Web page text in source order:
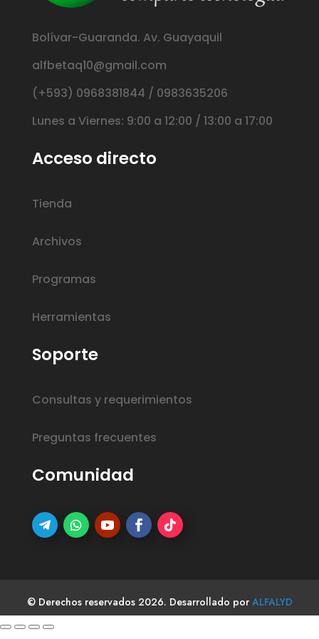
Bolívar-Guaranda. Av. Guayaquil
alfbetaq10@gmail.com
(+593) 0968381844 / 0983635206
Lunes a Viernes: 9:00 a 12:00 / 13:00 a 17:00
Acceso directo
Tienda
Archivos
Programas
Herramientas
Soporte
Consultas y requerimientos
Preguntas frecuentes
Comunidad
© Derechos reservados 2026. Desarrollado por ALFALYD